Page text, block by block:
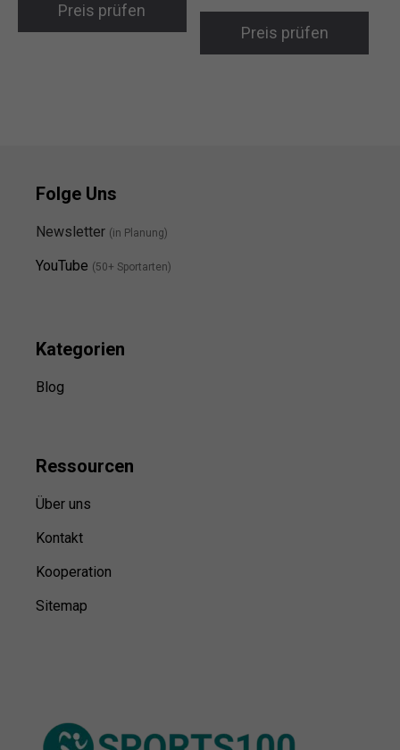
Preis prüfen
Preis prüfen
Folge Uns
Newsletter (in Planung)
YouTube (50+ Sportarten)
Kategorien
Blog
Ressourcen
Über uns
Kontakt
Kooperation
Sitemap